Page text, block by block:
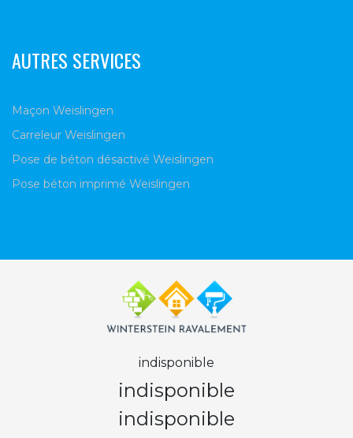
AUTRES SERVICES
Maçon Weislingen
Carreleur Weislingen
Pose de béton désactivé Weislingen
Pose béton imprimé Weislingen
indisponible
indisponible
indisponible